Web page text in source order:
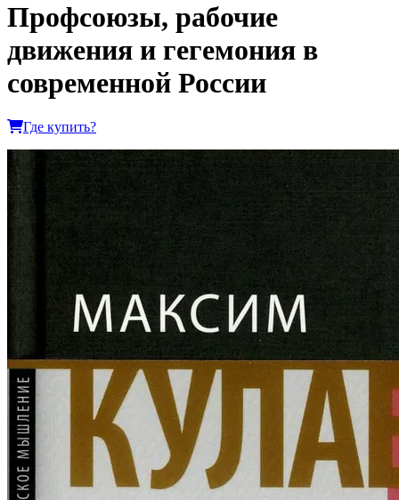
Профсоюзы, рабочие
движения и гегемония в
современной России
Где купить?